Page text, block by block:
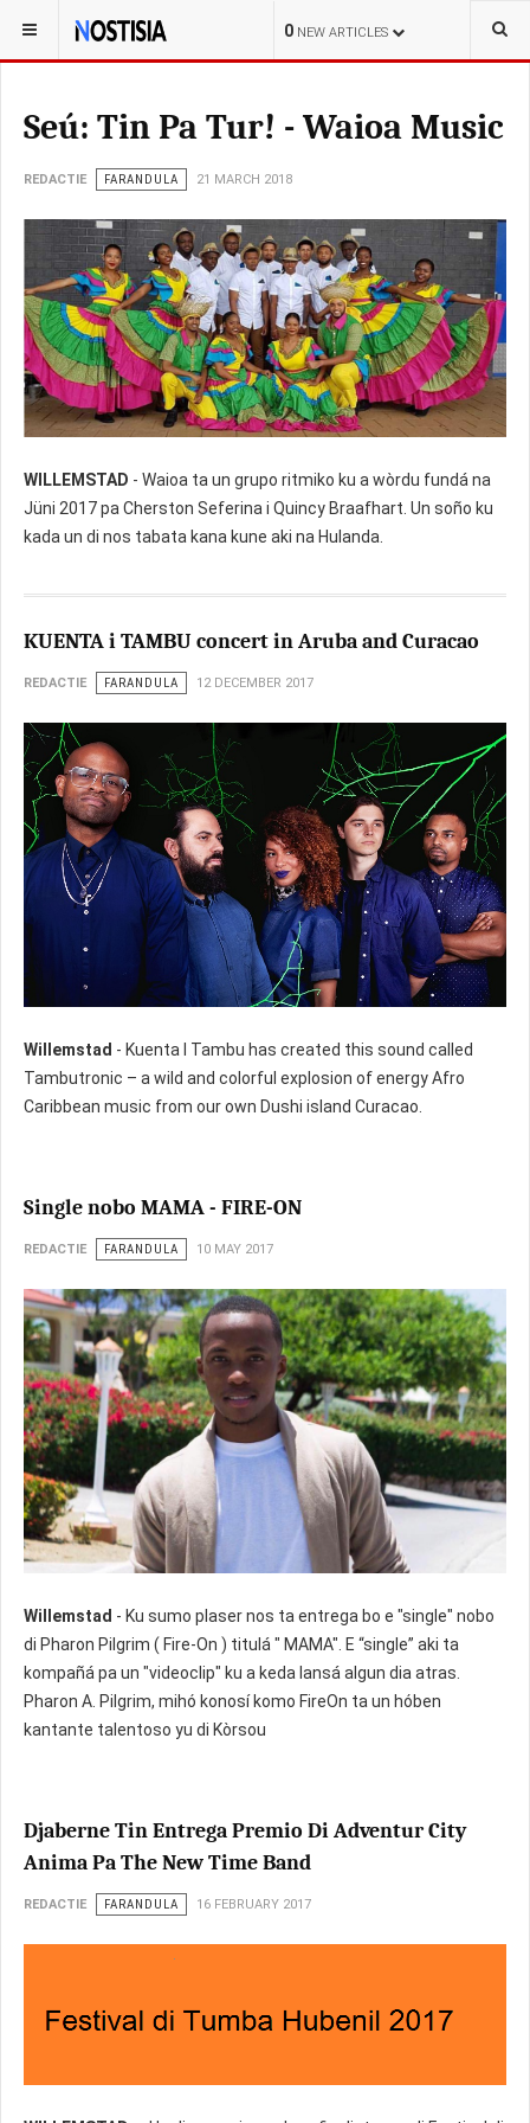
0 NEW ARTICLES
YOU ARE HERE: CURAÇAO
Seú: Tin Pa Tur! - Waioa Music
REDACTIE FARANDULA 21 MARCH 2018
WILLEMSTAD - Waioa ta un grupo ritmiko ku a wòrdu fundá na
Jüni 2017 pa Cherston Seferina i Quincy Braafhart. Un soño ku
kada un di nos tabata kana kune aki na Hulanda.
KUENTA i TAMBU concert in Aruba and Curacao
REDACTIE FARANDULA 12 DECEMBER 2017
Willemstad - Kuenta I Tambu has created this sound called
Tambutronic – a wild and colorful explosion of energy Afro
Caribbean music from our own Dushi island Curacao.
Single nobo MAMA - FIRE-ON
REDACTIE FARANDULA 10 MAY 2017
Willemstad - Ku sumo plaser nos ta entrega bo e "single" nobo
di Pharon Pilgrim ( Fire-On ) titulá " MAMA". E “single” aki ta
kompañá pa un "videoclip" ku a keda lansá algun dia atras.
Pharon A. Pilgrim, mihó konosí komo FireOn ta un hóben
kantante talentoso yu di Kòrsou
Djaberne Tin Entrega Premio Di Adventur City
Anima Pa The New Time Band
REDACTIE FARANDULA 16 FEBRUARY 2017